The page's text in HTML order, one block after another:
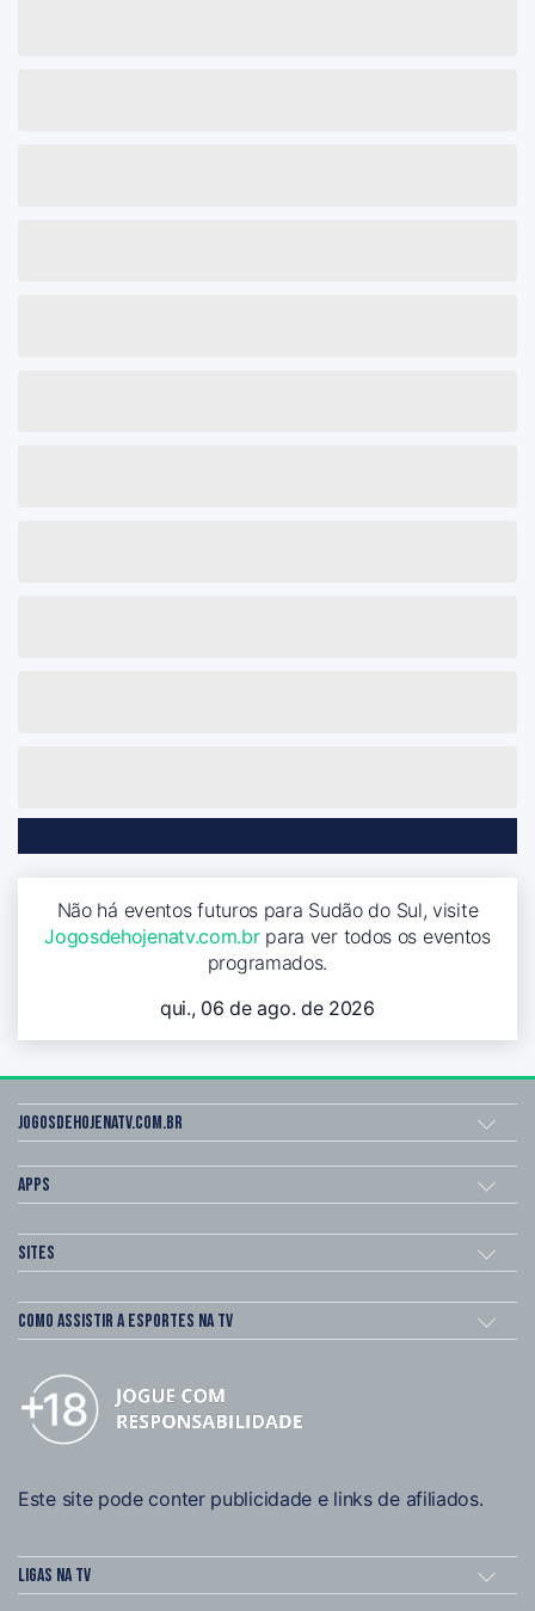
Não há eventos futuros para Sudão do Sul, visite
Jogosdehojenatv.com.brpara ver todos os eventos
programados.
qui., 06 de ago. de 2026
Jogosdehojenatv.com.br
Apps
Sites
Como assistir a esportes na TV
Este site pode conter publicidade e links de afiliados.
Ligas na TV